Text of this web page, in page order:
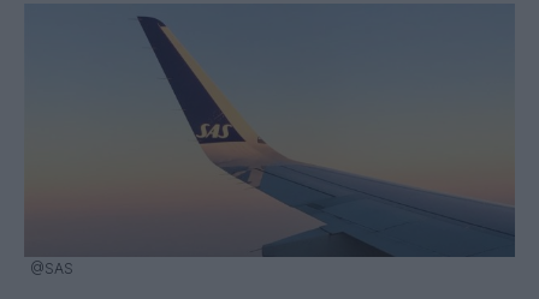
@SAS